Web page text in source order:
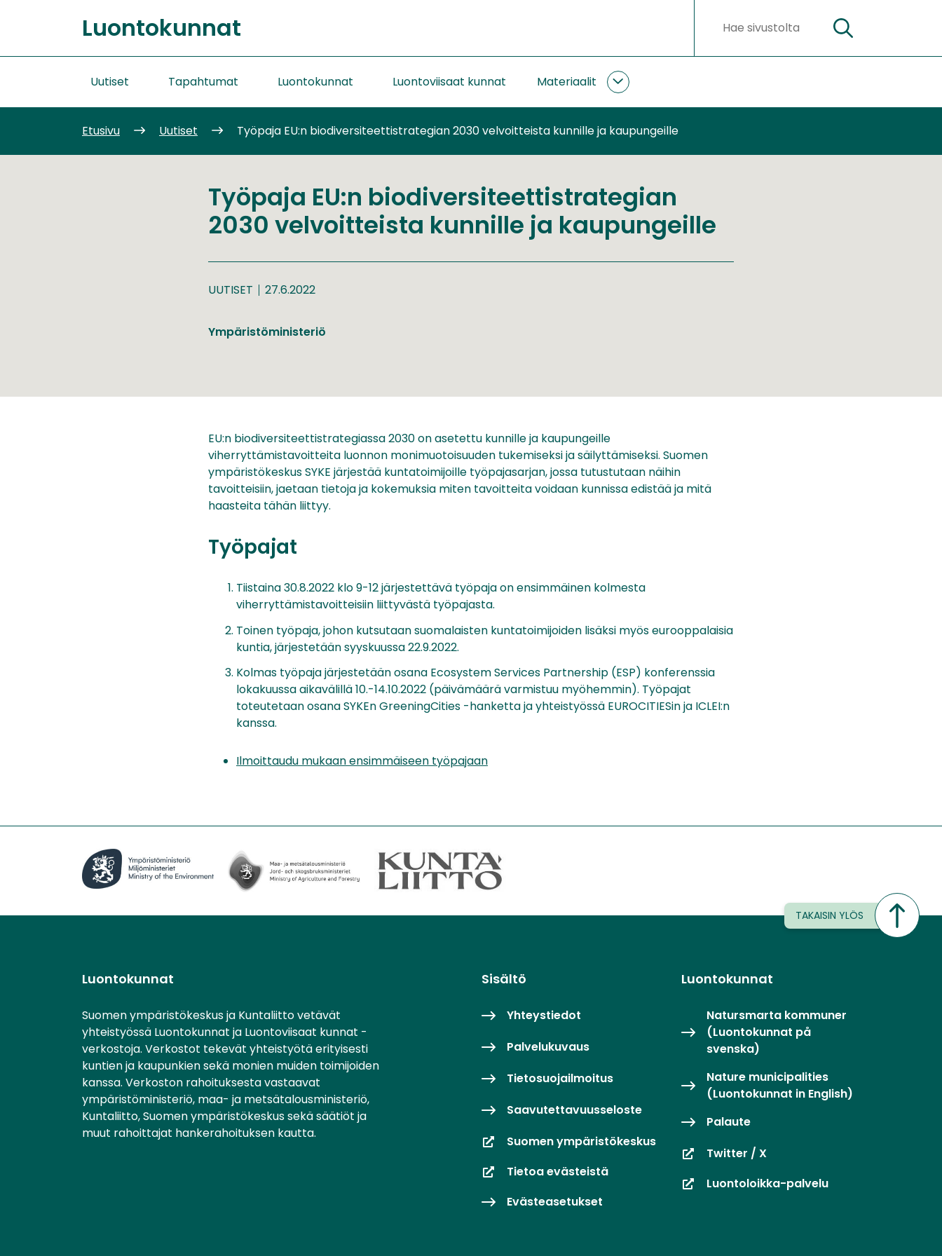
sisältöön
Etusivu
Luontokunnat Hakusanat Hae
Uutiset Tapahtumat Luontokunnat Luontoviisaat kunnat Materiaalit
Materiaalit
alasivut
Etusivu
Uutiset Työpaja EU:n biodiversiteettistrategian 2030 velvoitteista kunnille ja kaupungeille
Työpaja EU:n biodiversiteettistrategian
2030 velvoitteista kunnille ja kaupungeille
UUTISET 27.6.2022
Ympäristöministeriö
EU:n biodiversiteettistrategiassa 2030 on asetettu kunnille ja kaupungeille
viherryttämistavoitteita luonnon monimuotoisuuden tukemiseksi ja säilyttämiseksi. Suomen
ympäristökeskus SYKE järjestää kuntatoimijoille työpajasarjan, jossa tutustutaan näihin
tavoitteisiin, jaetaan tietoja ja kokemuksia miten tavoitteita voidaan kunnissa edistää ja mitä
haasteita tähän liittyy.
Työpajat
Tiistaina 30.8.2022 klo 9-12 järjestettävä työpaja on ensimmäinen kolmesta
viherryttämistavoitteisiin liittyvästä työpajasta.
Toinen työpaja, johon kutsutaan suomalaisten kuntatoimijoiden lisäksi myös eurooppalaisia
kuntia, järjestetään syyskuussa 22.9.2022.
Kolmas työpaja järjestetään osana Ecosystem Services Partnership (ESP) konferenssia
lokakuussa aikavälillä 10.-14.10.2022 (päivämäärä varmistuu myöhemmin). Työpajat
toteutetaan osana SYKEn GreeningCities -hanketta ja yhteistyössä EUROCITIESin ja ICLEI:n
kanssa.
Ilmoittaudu mukaan ensimmäiseen työpajaan
TAKAISIN YLÖS
Luontokunnat
Suomen ympäristökeskus ja Kuntaliitto vetävät
yhteistyössä Luontokunnat ja Luontoviisaat kunnat -
verkostoja. Verkostot tekevät yhteistyötä erityisesti
kuntien ja kaupunkien sekä monien muiden toimijoiden
kanssa. Verkoston rahoituksesta vastaavat
ympäristöministeriö, maa- ja metsätalousministeriö,
Kuntaliitto, Suomen ympäristökeskus sekä säätiöt ja
muut rahoittajat hankerahoituksen kautta.
Sisältö
Yhteystiedot
Palvelukuvaus
Tietosuojailmoitus
Saavutettavuusseloste
Suomen ympäristökeskus
Tietoa evästeistä
Evästeasetukset
Luontokunnat
Natursmarta kommuner
(Luontokunnat på
svenska)
Nature municipalities
(Luontokunnat in English)
Palaute
Twitter / X
Luontoloikka-palvelu